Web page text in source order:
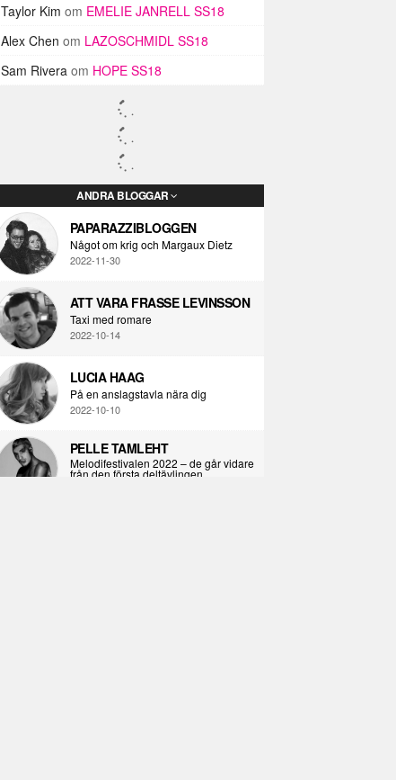
Taylor Kim om EMELIE JANRELL SS18
Alex Chen om LAZOSCHMIDL SS18
Sam Rivera om HOPE SS18
ANDRA BLOGGAR
PAPARAZZIBLOGGEN
Något om krig och Margaux Dietz
2022-11-30
ATT VARA FRASSE LEVINSSON
Taxi med romare
2022-10-14
LUCIA HAAG
På en anslagstavla nära dig
2022-10-10
PELLE TAMLEHT
Melodifestivalen 2022 – de går vidare
från den första deltävlingen